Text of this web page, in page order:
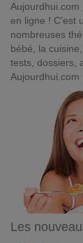
Aujourdhui.com
en ligne ! C'est
nombreuses
bébé, la
tests, dossiers,
Aujourdhui.com
Les